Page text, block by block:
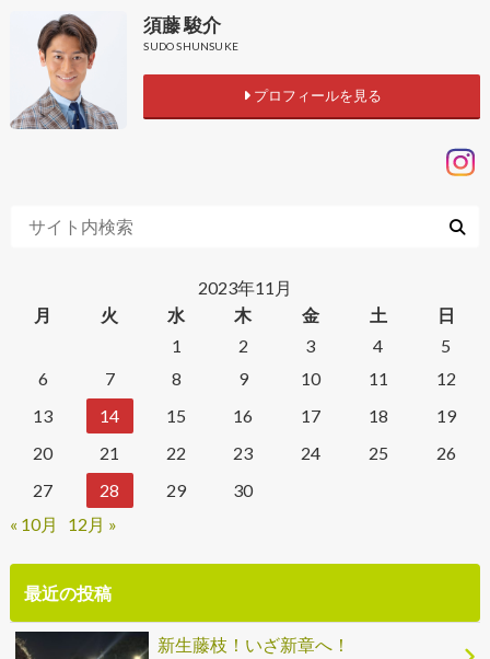
須藤 駿介
SUDO SHUNSUKE
プロフィールを見る
2023年11月
月
火 水 木 金 土
日
1
2 3 4
5
6
7 8 9 10 11
12
13
14 15 16 17 18
19
20
21 22 23 24 25
26
27
28 29
30
« 10月
12月 »
最近の投稿
新生藤枝！いざ新章へ！